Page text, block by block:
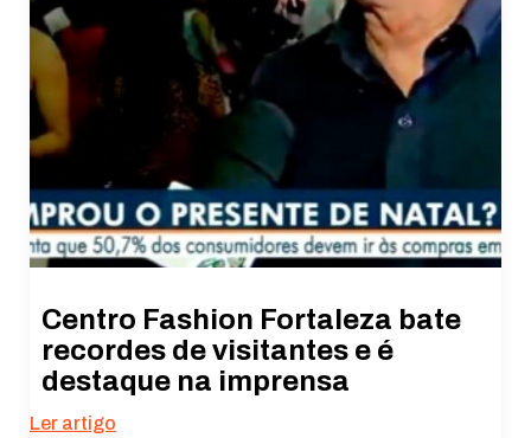
Centro Fashion Fortaleza bate
recordes de visitantes e é
destaque na imprensa
Ler artigo